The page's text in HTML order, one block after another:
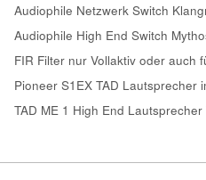
Audiophile Netzwerk Switch
Audiophile High End Switch
FIR Filter nur Vollaktiv oder auch
Pioneer S1EX TAD Lautsprecher
TAD ME 1 High End Lautsprecher